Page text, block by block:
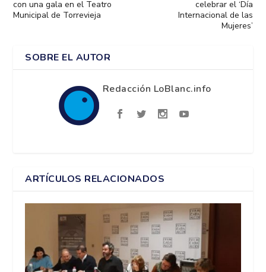
con una gala en el Teatro
Municipal de Torrevieja
celebrar el ‘Día
Internacional de las
Mujeres’
SOBRE EL AUTOR
Redacción LoBlanc.info
ARTÍCULOS RELACIONADOS